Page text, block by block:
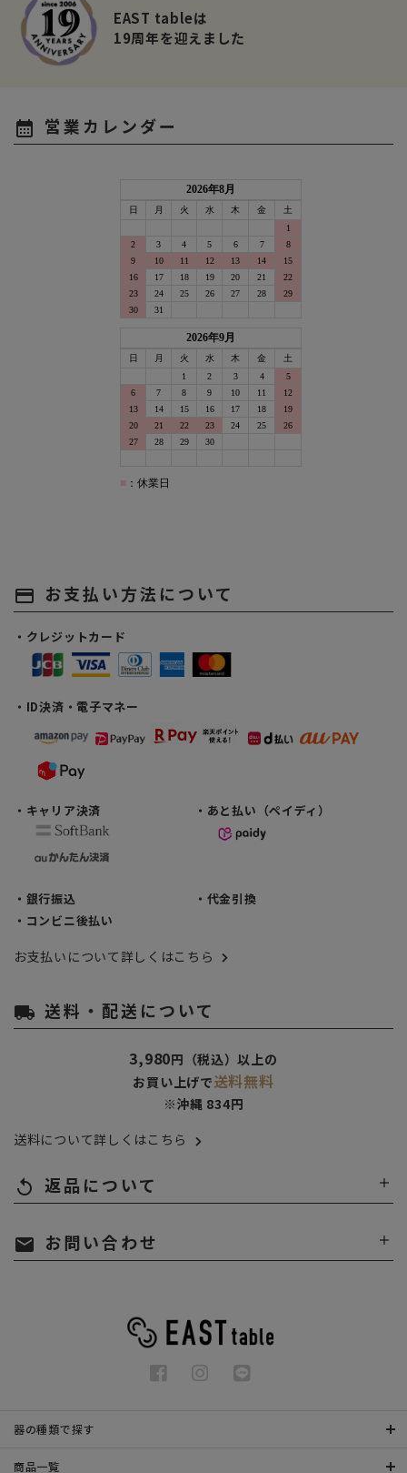
EAST tableは
19周年を迎えました
calendar_month 営業カレンダー
payment お支払い方法について
・クレジットカード
・ID決済・電子マネー
・キャリア決済 ・あと払い（ペイディ）
・銀行振込
・代金引換
・コンビニ後払い
お支払いについて詳しくはこちら
local_shipping 送料・配送について
3,980円（税込）以上の
お買い上げで送料無料
※沖縄 834円
送料について詳しくはこちら
replay 返品について
mail お問い合わせ
器の種類で探す
商品一覧